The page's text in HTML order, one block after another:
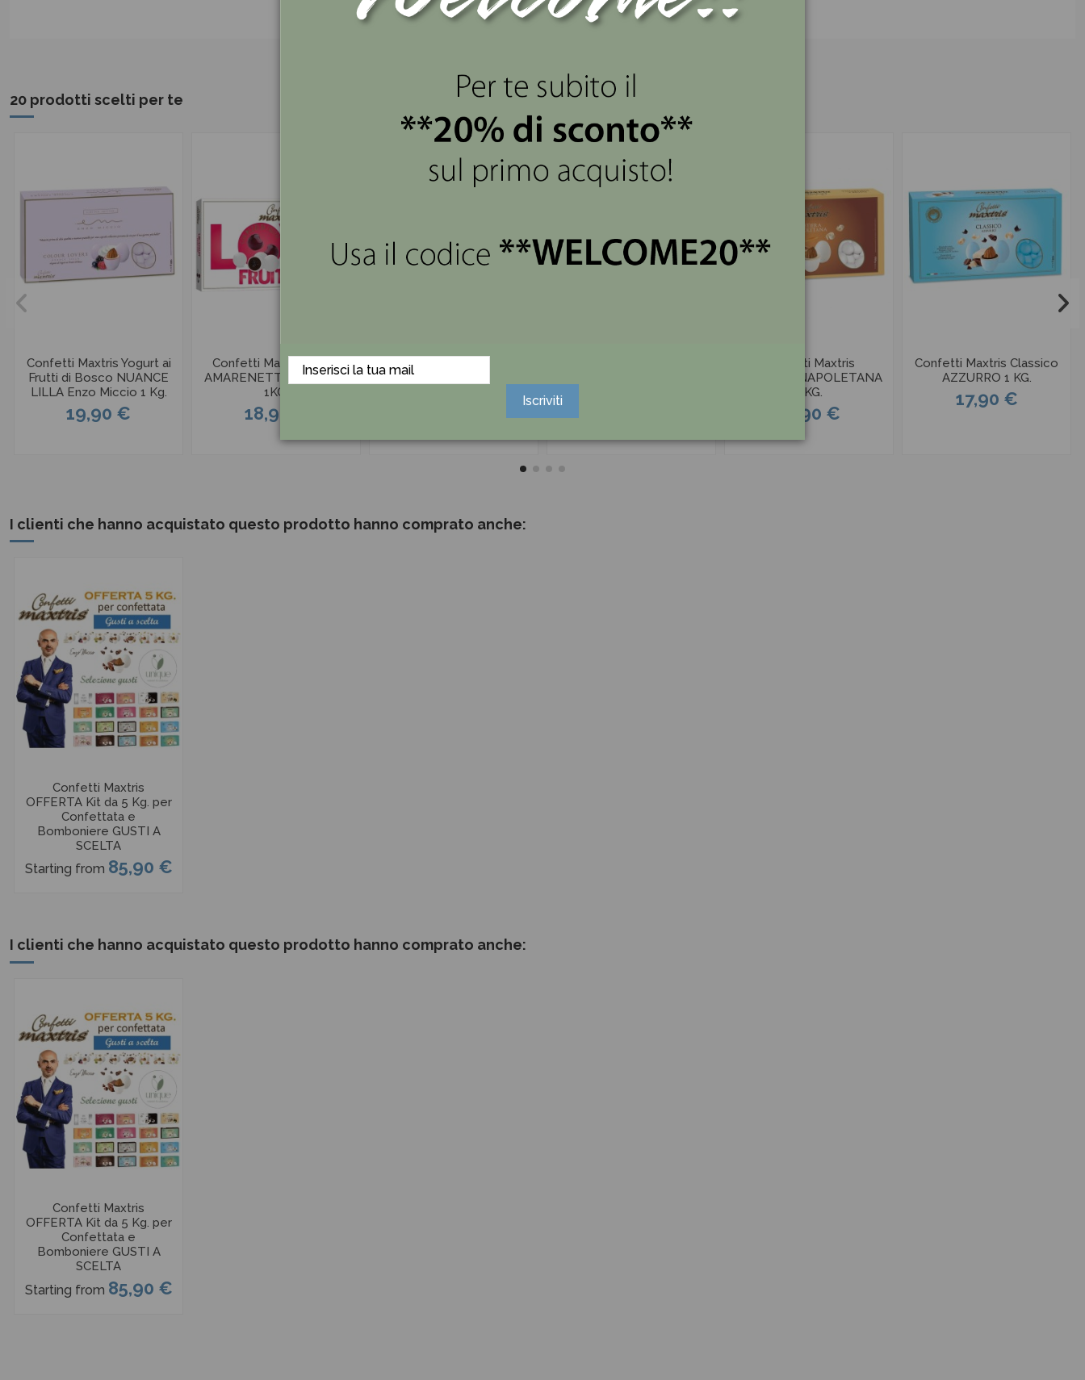
Ancora nessuna recensione da parte degli utenti.
20 prodotti scelti per te
Confetti Maxtris Yogurt ai
Frutti di Bosco NUANCE
LILLA Enzo Miccio 1 Kg.
19,90 €
Confetti Maxtris LOVE
AMARENETTE BIANCHE
1KG.
18,90 €
Confetti Maxtris LES
NOISETTES Nuance
Confetti Maxtris
PASTIERA NAPOLETANA
1 KG.
17,90 €
Confetti Maxtris Classico
AZZURRO 1 KG.
17,90 €
I clienti che hanno acquistato questo prodotto hanno comprato anche:
Confetti Maxtris
OFFERTA Kit da 5 Kg. per
Confettata e
Bomboniere GUSTI A
SCELTA
Starting from 85,90 €
I clienti che hanno acquistato questo prodotto hanno comprato anche:
Confetti Maxtris
OFFERTA Kit da 5 Kg. per
Confettata e
Bomboniere GUSTI A
SCELTA
Starting from 85,90 €
Iscriviti